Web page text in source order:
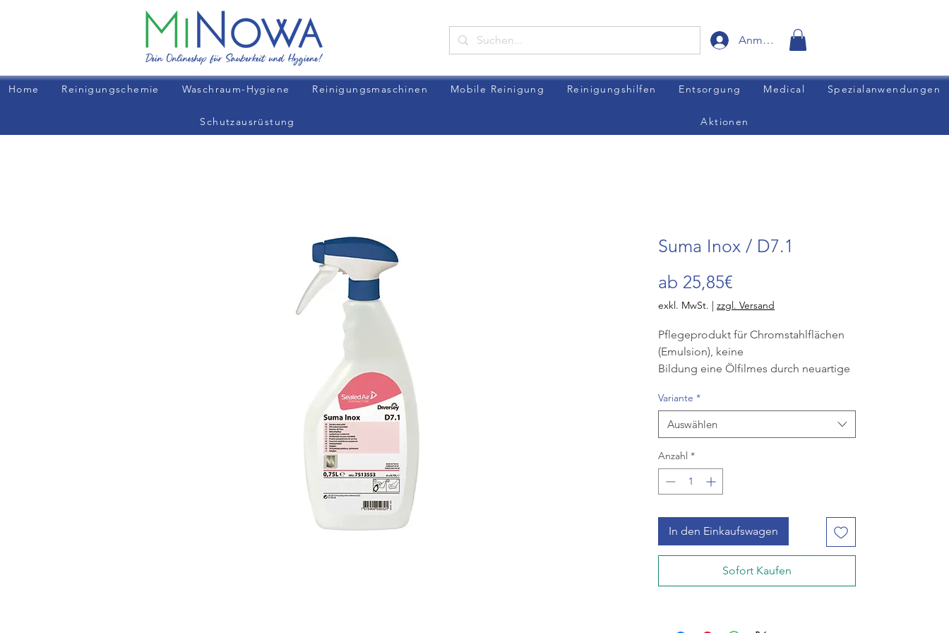
Anmelden
Home Reinigungschemie Waschraum-Hygiene Reinigungsmaschinen Mobile Reinigung Reinigungshilfen Entsorgung Medical Spezialanwendungen
Schutzausrüstung Aktionen
Suma Inox / D7.1
ab 25,85€
Preis
exkl. MwSt. | zzgl. Versand
Pflegeprodukt für Chromstahlflächen
(Emulsion), keine
Bildung eine Ölfilmes durch neuartige
Schutz der Oberflächen,
langanhaltende Wahrung glänzender
Oberflächen, 1 Flasche à 750 ml, (Krt à
6 Fla).
Variante *
Auswählen
Anzahl *
In den Einkaufswagen
Sofort Kaufen